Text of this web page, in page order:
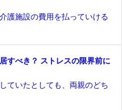
護施設の費用を払っていける
すべき？ ストレスの限界前に
ていたとしても、両親のどち